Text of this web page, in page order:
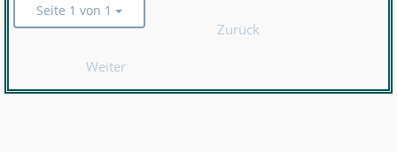
Seite 1 von 1
Zurück
Weiter